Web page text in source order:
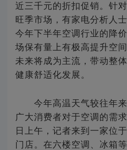
近三千元的折扣促销。针
旺季市场，有家电分析人
今年下半年空调行业的降
场保有量上有极高提升空
未来将成为主流，带动整
健康舒适化发展。
今年高温天气较往年来
广大消费者对于空调的需
日上午，记者来到一家位
门店。在六楼空调、冰箱